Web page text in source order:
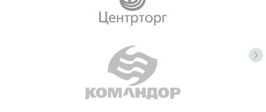
ООО «ОВорк», 2023-2026
Политика конфиденциальности